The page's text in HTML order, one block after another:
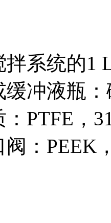
拌系统的1
缓冲液瓶
PTFE，
阀：PEEK